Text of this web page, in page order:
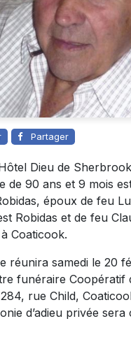
Partager
Dieu de
de 90 ans et 9 mois
époux de feu
Robidas et de feu
Coaticook.
réunira samedi le 20
funéraire Coopératif
rue Child,
d’adieu privée sera